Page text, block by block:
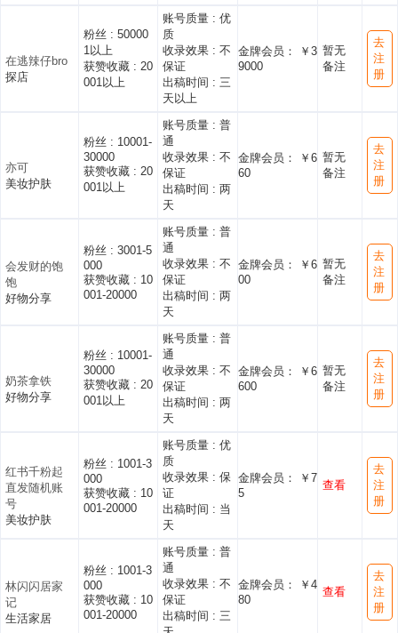
在逃辣仔bro
探店
粉丝 : 50000
1以上
获赞收藏 : 20
001以上
账号质量 : 优
质
收录效果 : 不
保证
出稿时间 : 三
天以上
金牌会员： ￥3
9000
暂无
备注
去
注
册
亦可
美妆护肤
粉丝 : 10001-
30000
获赞收藏 : 20
001以上
账号质量 : 普
通
收录效果 : 不
保证
出稿时间 : 两
天
金牌会员： ￥6
60
暂无
备注
去
注
册
会发财的饱
饱
好物分享
粉丝 : 3001-5
000
获赞收藏 : 10
001-20000
账号质量 : 普
通
收录效果 : 不
保证
出稿时间 : 两
天
金牌会员： ￥6
00
暂无
备注
去
注
册
奶茶拿铁
好物分享
粉丝 : 10001-
30000
获赞收藏 : 20
001以上
账号质量 : 普
通
收录效果 : 不
保证
出稿时间 : 两
天
金牌会员： ￥6
600
暂无
备注
去
注
册
红书千粉起
直发随机账
号
美妆护肤
粉丝 : 1001-3
000
获赞收藏 : 10
001-20000
账号质量 : 优
质
收录效果 : 保
证
出稿时间 : 当
天
金牌会员： ￥7
5
查看
去
注
册
林闪闪居家
记
生活家居
粉丝 : 1001-3
000
获赞收藏 : 10
001-20000
账号质量 : 普
通
收录效果 : 不
保证
出稿时间 : 三
金牌会员： ￥4
80
查看
去
注
册